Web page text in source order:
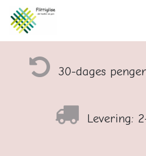
30-dages
Levering: